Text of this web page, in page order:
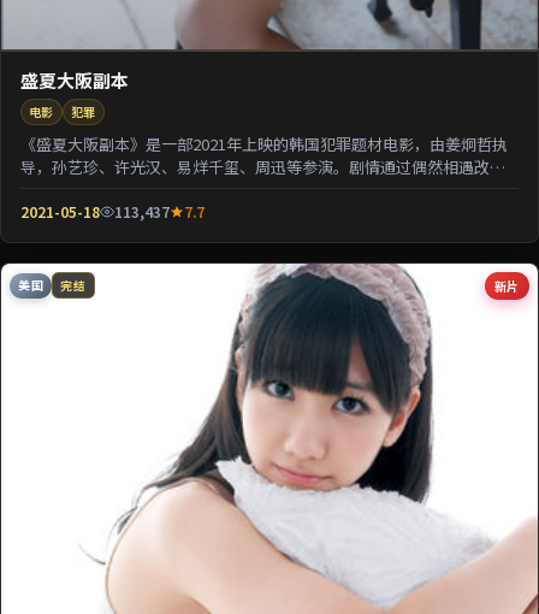
盛夏大阪副本
电影 犯罪
《盛夏大阪副本》是一部2021年上映的韩国犯罪题材电影，由姜炯哲执
导，孙艺珍、许光汉、易烊千玺、周迅等参演。剧情通过偶然相遇改写
2021-05-18 113,437 7.7
新片
美国 完结